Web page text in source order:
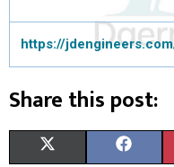
https://
Share this post: